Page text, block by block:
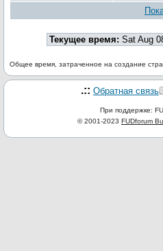
Текущее время: Sat Aug
Общее время, затраченное на создание
.:: Обратная связь
При поддержке:
© 2001-2023 FUDforum